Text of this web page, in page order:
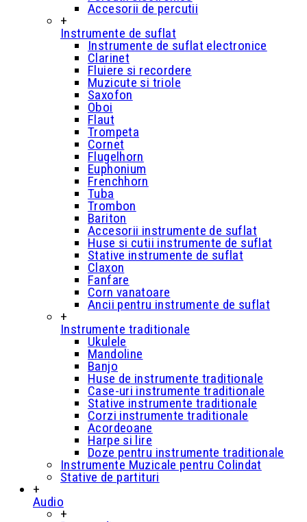
Accesorii de percutii
+
Instrumente de suflat
Instrumente de suflat electronice
Clarinet
Fluiere si recordere
Muzicute si triole
Saxofon
Oboi
Flaut
Trompeta
Cornet
Flugelhorn
Euphonium
Frenchhorn
Tuba
Trombon
Bariton
Accesorii instrumente de suflat
Huse si cutii instrumente de suflat
Stative instrumente de suflat
Claxon
Fanfare
Corn vanatoare
Ancii pentru instrumente de suflat
+
Instrumente traditionale
Ukulele
Mandoline
Banjo
Huse de instrumente traditionale
Case-uri instrumente traditionale
Stative instrumente traditionale
Corzi instrumente traditionale
Acordeoane
Harpe si lire
Doze pentru instrumente traditionale
Instrumente Muzicale pentru Colindat
Stative de partituri
+
Audio
+